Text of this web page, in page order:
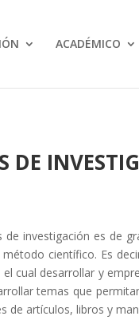
ACADÉMICO
DE
investigación es de
científico. Es
cual desarrollar y
temas que
de artículos, libros y